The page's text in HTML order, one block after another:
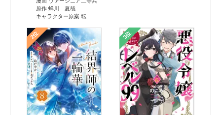
原作 蝉川 夏哉
キャラクター原案 転
2位 3位